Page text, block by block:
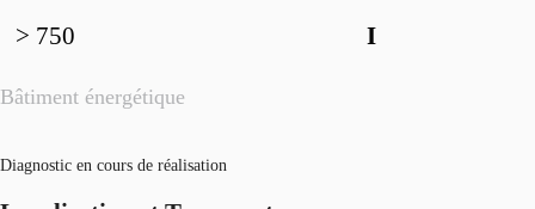
Bâtiment énergétique
I
> 750
Diagnostic en cours de réalisation